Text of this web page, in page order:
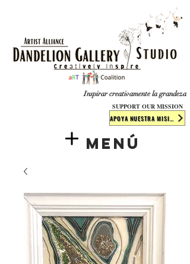
​​​Inspirar creativamente la grandeza
Menú
SUPPORT OUR MISSION